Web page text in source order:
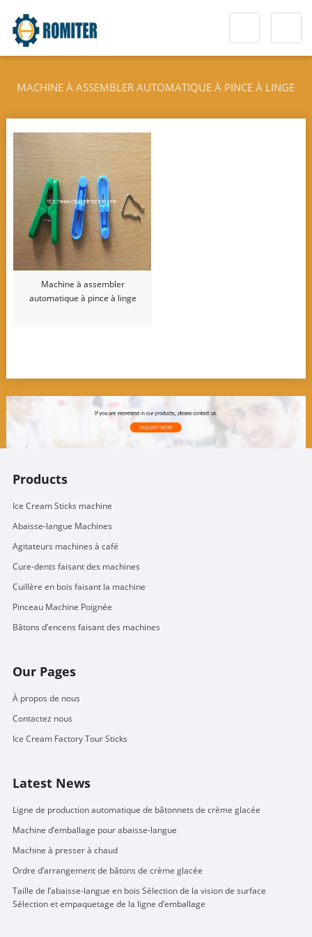
MACHINE À ASSEMBLER AUTOMATIQUE À PINCE À LINGE
Machine à assembler
automatique à pince à linge
Products
Ice Cream Sticks machine
Abaisse-langue Machines
Agitateurs machines à café
Cure-dents faisant des machines
Cuillère en bois faisant la machine
Pinceau Machine Poignée
Bâtons d’encens faisant des machines
Our Pages
À propos de nous
Contactez nous
Ice Cream Factory Tour Sticks
Latest News
Ligne de production automatique de bâtonnets de crème glacée
Machine d’emballage pour abaisse-langue
Machine à presser à chaud
Ordre d’arrangement de bâtons de crème glacée
Taille de l’abaisse-langue en bois Sélection de la vision de surface
Sélection et empaquetage de la ligne d’emballage